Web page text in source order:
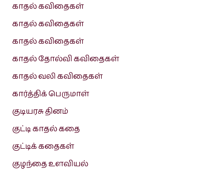
காதல் கவிதைகள்
காதல் கவிதைகள்
காதல் கவிதைகள்
காதல் தோல்வி கவிதைகள்
காதல் வலி கவிதைகள்
கார்த்திக் பெருமாள்
குடியரசு தினம்
குட்டி காதல் கதை
குட்டிக் கதைகள்
குழந்தை உளவியல்